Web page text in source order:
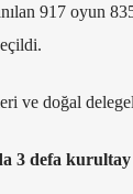
917 oyun
ve doğal
3 defa